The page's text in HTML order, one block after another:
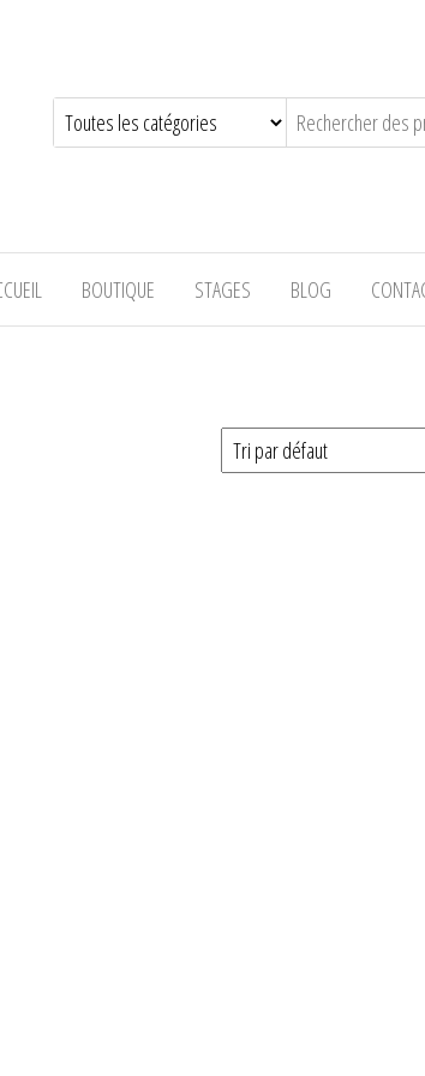
BOUTIQUE STAGES BLOG